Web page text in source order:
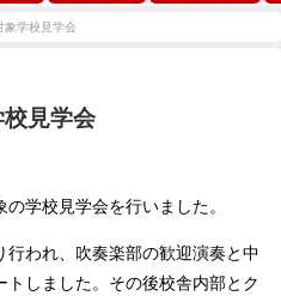
学校見学会
見学会
学校見学会を行いました。
われ、吹奏楽部の歓迎演奏と中
しました。その後校舎内部とク